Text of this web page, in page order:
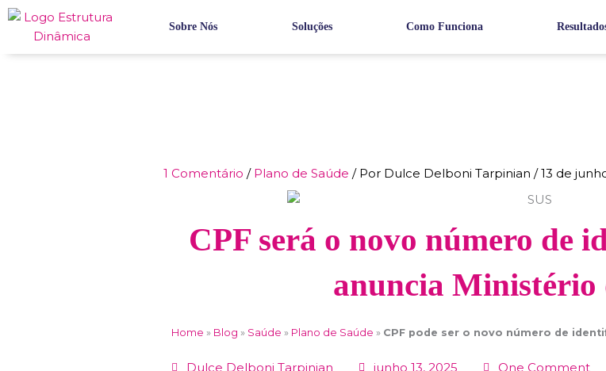
Sobre Nós Soluções Como Funciona
1 Comentário / Plano de Saúde / Por Dulce Delboni Tarpinian/13 de
CPF será o novo número de
anuncia Ministério
Home » Blog » Saúde » Plano de Saúde » CPF pode ser o novo número de
Dulce Delboni Tarpinian junho 13, 2025 One Comment